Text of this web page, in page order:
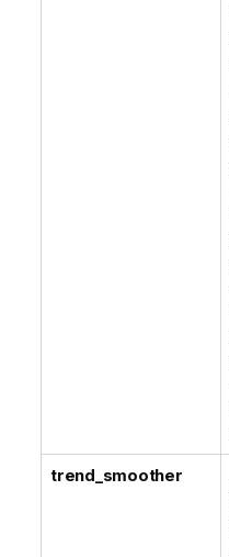
trend_smoother